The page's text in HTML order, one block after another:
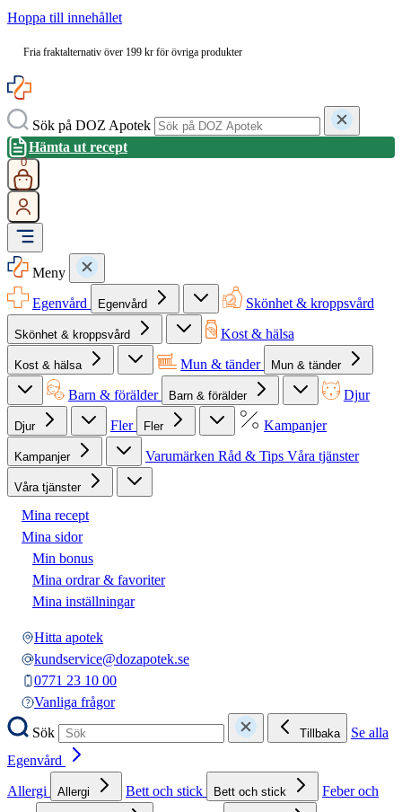
Hoppa till innehållet
Fria fraktalternativ över 199 kr för övriga produkter
Sök på DOZ Apotek
Hämta ut recept
0
Meny
Egenvård
Egenvård Skönhet & kroppsvård
Skönhet & kroppsvård Kost & hälsa
Kost & hälsa Mun & tänder Mun & tänder
Barn & förälder Barn & förälder Djur
Djur Fler Fler Kampanjer
Kampanjer Varumärken Råd & Tips Våra tjänster
Våra tjänster
Mina recept
Mina sidor
Min bonus
Mina ordrar & favoriter
Mina inställningar
Hitta apotek
kundservice@dozapotek.se
0771 23 10 00
Vanliga frågor
Sök
Tillbaka
Se alla
Egenvård
Allergi
Allergi Bett och stick Bett och stick
Feber och